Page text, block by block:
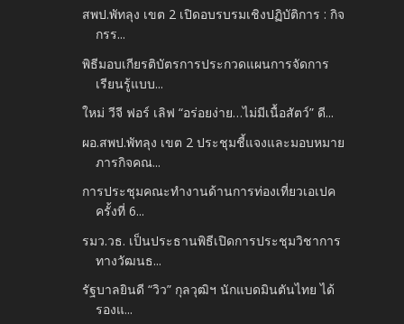
สพป.พัทลุง เขต 2 เปิดอบรบรมเชิงปฏิบัติการ : กิจ
กรร...
พิธีมอบเกียรติบัตรการประกวดแผนการจัดการ
เรียนรู้แบบ...
ใหม่ วีจี ฟอร์ เลิฟ “อร่อยง่าย…ไม่มีเนื้อสัตว์” ดี...
ผอ.สพป.พัทลุง เขต 2 ประชุมชี้แจงและมอบหมาย
ภารกิจคณ...
การประชุมคณะทำงานด้านการท่องเที่ยวเอเปค
ครั้งที่ 6...
รมว.วธ. เป็นประธานพิธีเปิดการประชุมวิชาการ
ทางวัฒนธ...
รัฐบาลยินดี “วิว” กุลวุฒิฯ นักแบดมินตันไทย ได้
รองแ...